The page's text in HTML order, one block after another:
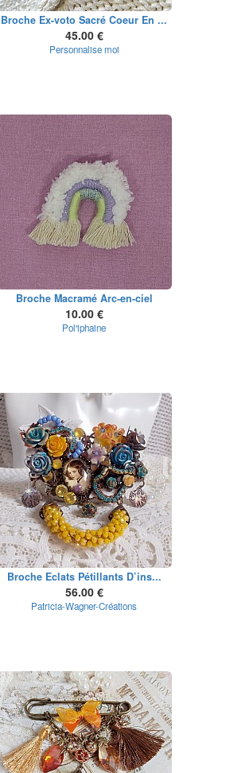
Broche Ex-voto Sacré Coeur En ...
45.00 €
Personnalise moi
Broche Macramé Arc-en-ciel
10.00 €
Pol'iphaine
Broche Eclats Pétillants D’ins...
56.00 €
Patricia-Wagner-Créations